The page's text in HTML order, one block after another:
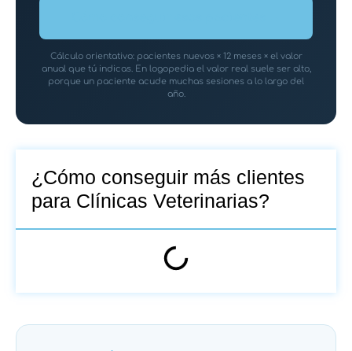
Cálculo orientativo: pacientes nuevos × 12 meses × el valor
anual que tú indicas. En logopedia el valor real suele ser alto,
porque un paciente acude muchas sesiones a lo largo del
año.
¿Cómo conseguir más clientes
para Clínicas Veterinarias?